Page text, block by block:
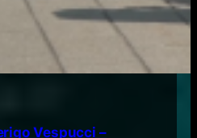
Vespucci –